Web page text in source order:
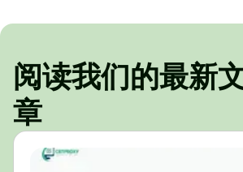
阅读我们的最新
章